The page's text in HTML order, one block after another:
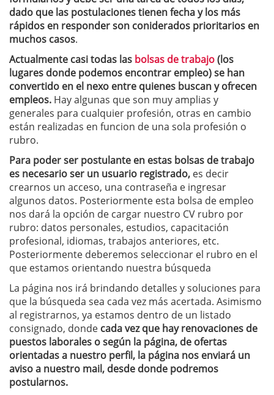
dado que las postulaciones tienen fecha y los más
rápidos en responder son coniderados prioritarios en
muchos casos.
Actualmente casi todas las bolsas de trabajo(los
lugares donde podemos encontrar empleo) se han
convertido en el nexo entre quienes buscan y ofrecen
empleos. Hay algunas que son muy amplias y
generales para cualquier profesión, otras en cambio
están realizadas en funcion de una sola profesión o
rubro.
Para poder ser postulante en estas bolsas de trabajo
es necesario ser un usuario registrado, es decir
crearnos un acceso, una contraseña e ingresar
algunos datos. Posteriormente esta bolsa de empleo
nos dará la opción de cargar nuestro CV rubro por
rubro: datos personales, estudios, capacitación
profesional, idiomas, trabajos anteriores, etc.
Posteriormente deberemos seleccionar el rubro en el
que estamos orientando nuestra búsqueda
La página nos irá brindando detalles y soluciones para
que la búsqueda sea cada vez más acertada. Asimismo
al registrarnos, ya estamos dentro de un listado
consignado, donde cada vez que hay renovaciones de
puestos laborales o según la página, de ofertas
orientadas a nuestro perfil, la página nos enviará un
aviso a nuestro mail, desde donde podremos
postularnos.